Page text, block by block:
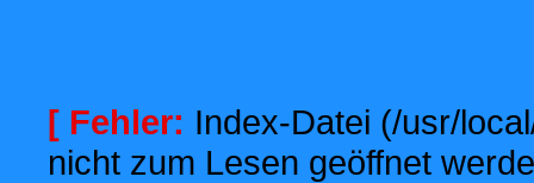
[ Fehler: Index-Datei (/usr/
nicht zum Lesen geöffnet